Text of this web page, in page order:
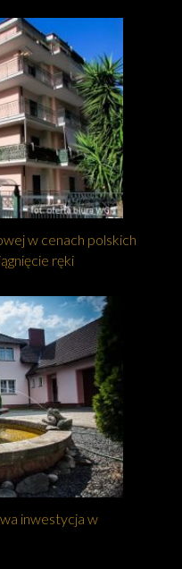
w cenach polskich
ręki
inwestycja w